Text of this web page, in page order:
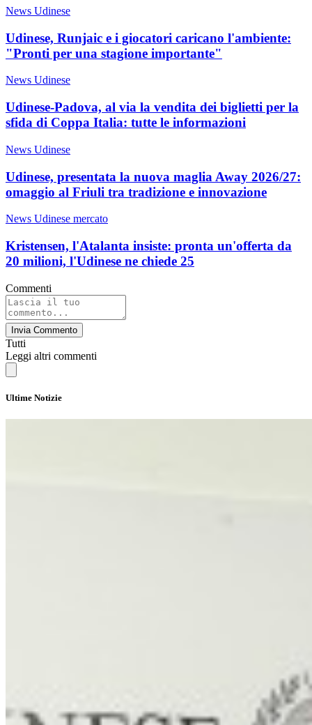
News Udinese
Udinese, Runjaic e i giocatori caricano l'ambiente:
"Pronti per una stagione importante"
News Udinese
Udinese-Padova, al via la vendita dei biglietti per la
sfida di Coppa Italia: tutte le informazioni
News Udinese
Udinese, presentata la nuova maglia Away 2026/27:
omaggio al Friuli tra tradizione e innovazione
News Udinese mercato
Kristensen, l'Atalanta insiste: pronta un'offerta da
20 milioni, l'Udinese ne chiede 25
Commenti
Invia Commento
Tutti
Leggi altri commenti
Ultime Notizie